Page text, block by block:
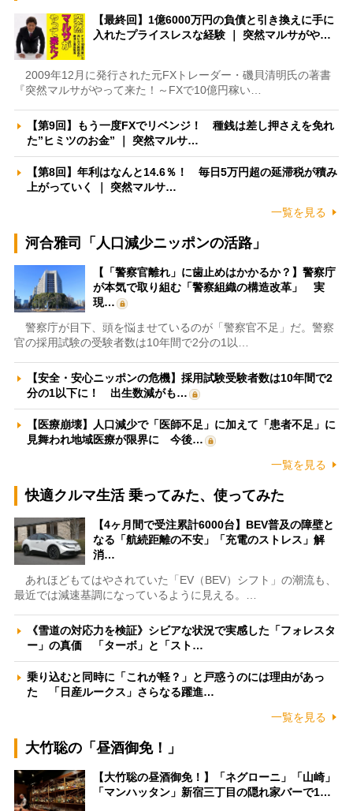
【最終回】1億6000万円の負債と引き換えに手に
入れたプライスレスな経験 ｜ 突然マルサがや…
2009年12月に発行された元FXトレーダー・磯貝清明氏の著書
『突然マルサがやって来た！～FXで10億円稼い…
【第9回】もう一度FXでリベンジ！ 種銭は差し押さえを免れ
た”ヒミツのお金” ｜ 突然マルサ…
【第8回】年利はなんと14.6％！ 毎日5万円超の延滞税が積み
上がっていく ｜ 突然マルサ…
一覧を見る
河合雅司「人口減少ニッポンの活路」
【「警察官離れ」に歯止めはかかるか？】警察庁
が本気で取り組む「警察組織の構造改革」 実
現…
警察庁が目下、頭を悩ませているのが「警察官不足」だ。警察
官の採用試験の受験者数は10年間で2分の1以…
【安全・安心ニッポンの危機】採用試験受験者数は10年間で2
分の1以下に！ 出生数減がも…
【医療崩壊】人口減少で「医師不足」に加えて「患者不足」に
見舞われ地域医療が限界に 今後…
一覧を見る
快適クルマ生活 乗ってみた、使ってみた
【4ヶ月間で受注累計6000台】BEV普及の障壁と
なる「航続距離の不安」「充電のストレス」解
消…
あれほどもてはやされていた「EV（BEV）シフト」の潮流も、
最近では減速基調になっているように見える。…
《雪道の対応力を検証》シビアな状況で実感した「フォレスタ
ー」の真価 「ターボ」と「スト…
乗り込むと同時に「これが軽？」と戸惑うのには理由があっ
た 「日産ルークス」さらなる躍進…
一覧を見る
大竹聡の「昼酒御免！」
【大竹聡の昼酒御免！】「ネグローニ」「山崎」
「マンハッタン」新宿三丁目の隠れ家バーで1…